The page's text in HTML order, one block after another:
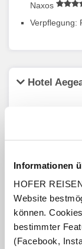
Informationen
HOFER
Website
können.
bestimmter
(Facebook,
Naxos
Verpflegung:
Hotel
entfernt. Dank
Bushaltestelle
Stadt (Chora)
Umgebung
Karte ansehen